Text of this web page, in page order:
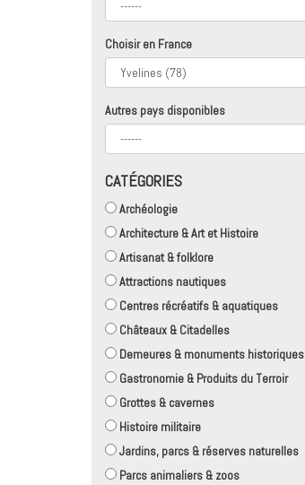
Choisir en France
Autres pays disponibles
CATÉGORIES
Archéologie
Architecture & Art et Histoire
Artisanat & folklore
Attractions nautiques
Centres récréatifs & aquatiques
Châteaux & Citadelles
Demeures & monuments historiques
Gastronomie & Produits du Terroir
Grottes & cavernes
Histoire militaire
Jardins, parcs & réserves naturelles
Parcs animaliers & zoos